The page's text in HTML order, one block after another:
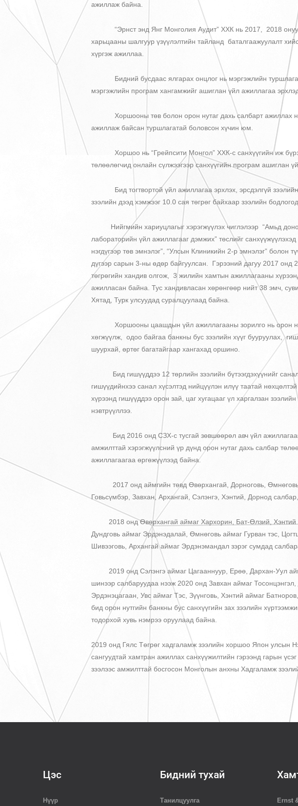
ажиллаж байна.
“Эрнст энд Янг Монголия Аудит” ХХК нь 2017, 2018
харьцааны шалгуур үзүүлэлтийн тайланд баталгаажуулалт
хүргэж ажиллаа.
Бидний бусдаас ялгарах онцлог нь мэргэжлийн туршлага
мэргэжлийн програм хангамжийг ашиглан үйл ажиллагаа
Хоршооны төв болон орон нутаг дахь салбарт ажиллах
ажиллаж байсан туршлагатай боловсон хүчин юм.
Хоршоо нь “Грейпсити Монгол” ХХК-с санхүүгийн иж бүрэн
төлөөлөгчид онлайн сүлжээгээр санхүүгийн програм ашиглан
Бид тогтвортой үйл ажиллагаа эрхлэх, эрсдэлгүй зээлийн
зээлийн дээд хэмжээг 10.0 сая төгрөг байхаар зээлийн
Нийгмийн хариуцлагыг хэрэгжүүлэх чиглэлээр “Амьд
лабораторийн үйл ажиллагааг дэмжих” төслийг
нэгдүгээр төв эмнэлэг”, “Улсын Клиникийн 2-р эмнэлэг” болон
дүгээр сарын 3-ны өдөр байгуулсан. Гэрээний дагуу 2017 онд
төгрөгийн хандив олгож, 3 жилийн хамтын ажиллагааны
ажилласан байна. Тус хандивласан хөрөнгөөр нийт 38 эмч,
Хятад, Турк улсуудад суралцуулаад байна.
Хоршооны цаашдын үйл ажиллагааны зорилго нь орон
хөгжүүлж, одоо байгаа банкны бус зээлийн хүүг бууруулах,
шуурхай, өртөг багатайгаар хангахад оршино.
Бид гишүүддээ 12 төрлийн зээлийн бүтээгдэхүүнийг санал
гишүүдийнхээ санал хүсэлтэд нийцүүлэн илүү таатай
хүрээнд гишүүддээ орон зай, цаг хугацааг үл харгалзан
нэвтрүүллээ.
Бид 2016 онд СЗХ-с тусгай зөвшөөрөл авч үйл
амжилттай хэрэгжүүлсний үр дүнд орон нутаг дахь салбар
ажиллагаагаа өргөжүүлээд байна.
2017 онд аймгийн төвд Өвөрхангай, Дорноговь, Өмнөговь,
Говьсүмбэр, Завхан, Архангай, Сэлэнгэ, Хэнтий, Дорнод
2018 онд Өвөрхангай аймаг Хархорин, Бат-Өлзий, Хэнтий
Дундговь аймаг Эрдэнэдалай, Өмнөговь аймаг Гурван тэс,
Шивээговь, Архангай аймаг Эрдэнэмандал зэрэг сумдад
2019 онд Сэлэнгэ аймаг Цагааннуур, Ерөө, Дархан-Уул
шинээр салбаруудаа нээж 2020 онд Завхан аймаг
Эрдэнэцагаан, Увс аймаг Тэс, Зүүнговь, Хэнтий аймаг
бид орон нутгийн банкны бус санхүүгийн зах зээлийн
тодорхой хувь нэмрээ оруулаад байна.
2019 онд Гялс Төгрөг хадгаламж зээлийн хоршоо Япон улсын
сангуудтай хамтран ажиллах санхүүжилтийн гэрээнд гарын
зээлээс амжилттай босгосон Монголын анхны Хадгаламж
Цэс
Нүүр
Бидний тухай
Танилцуулга Ernst